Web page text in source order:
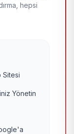
hepsi
Sitesi
Yönetin